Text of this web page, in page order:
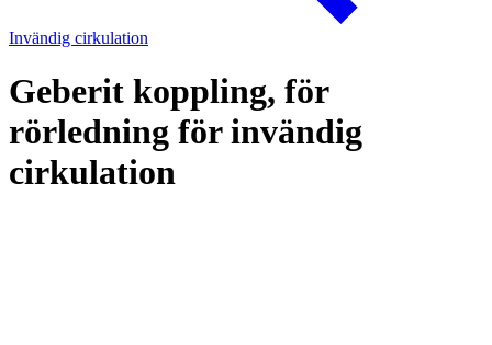
Invändig cirkulation
Geberit koppling, för
rörledning för invändig
cirkulation